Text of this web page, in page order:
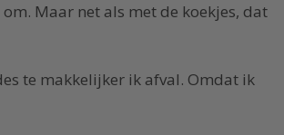
Maar net als met de koekjes, dat
te makkelijker ik afval. Omdat ik